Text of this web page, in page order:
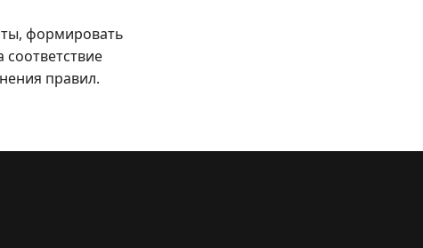
формировать
правил.